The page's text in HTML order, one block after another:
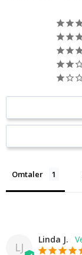
Omtaler
LJ
Linda J.